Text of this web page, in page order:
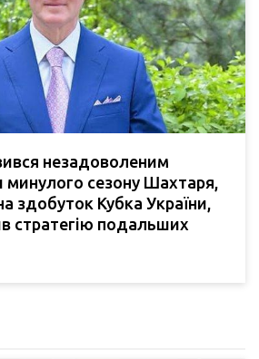
незадоволеним
минулого сезону Шахтаря,
здобуток Кубка України,
стратегію подальших